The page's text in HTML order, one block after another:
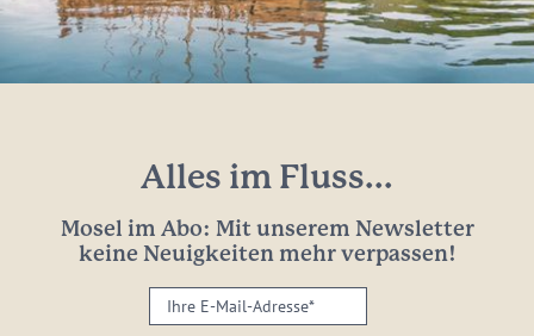
Alles im Fluss...
Mosel im Abo: Mit unserem Newsletter
keine Neuigkeiten mehr verpassen!
Ihre
E-